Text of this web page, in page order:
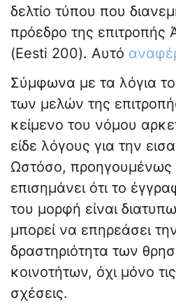
δελτίο τύπου που
πρόεδρο της επιτροπής
(Eesti 200). Αυτό
Σύμφωνα με τα λόγια
των μελών της
κείμενο του νόμου
είδε λόγους για την
Ωστόσο, προηγουμένως
επισημάνει ότι το
του μορφή είναι
μπορεί να επηρεάσει
δραστηριότητα των
κοινοτήτων, όχι μόνο
σχέσεις.